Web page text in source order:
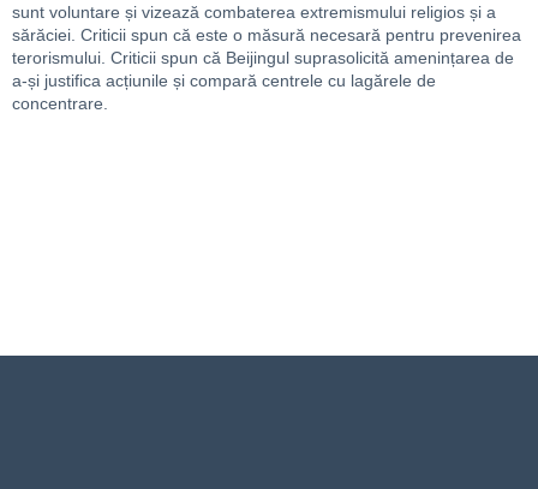
sunt voluntare și vizează combaterea extremismului religios și a
sărăciei. Criticii spun că este o măsură necesară pentru prevenirea
terorismului. Criticii spun că Beijingul suprasolicită amenințarea de
a-și justifica acțiunile și compară centrele cu lagărele de
concentrare.